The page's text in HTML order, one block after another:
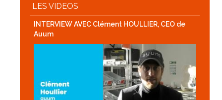
LES VIDEOS
INTERVIEW AVEC Clément HOULLIER, CEO de
Auum